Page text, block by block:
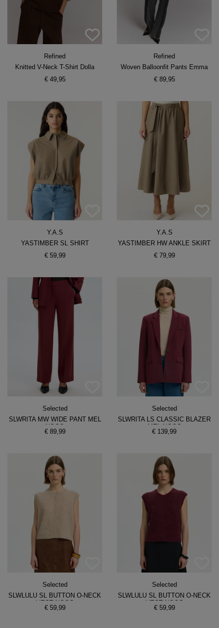
Refined
Knitted V-Neck T-Shirt Dolla
€ 49,95
Refined
Woven Balloonfit Pants Emma
€ 89,95
Y.A.S
YASTIMBER SL SHIRT
€ 59,99
Y.A.S
YASTIMBER HW ANKLE SKIRT
€ 79,99
Selected
SLWRITA MW WIDE PANT MEL
NOOS
€ 89,99
Selected
SLWRITA LS CLASSIC BLAZER
MEL NOOS
€ 139,99
Selected
SLWLULU SL BUTTON O-NECK
VEST NOOS
€ 59,99
Selected
SLWLULU SL BUTTON O-NECK
VEST NOOS
€ 59,99